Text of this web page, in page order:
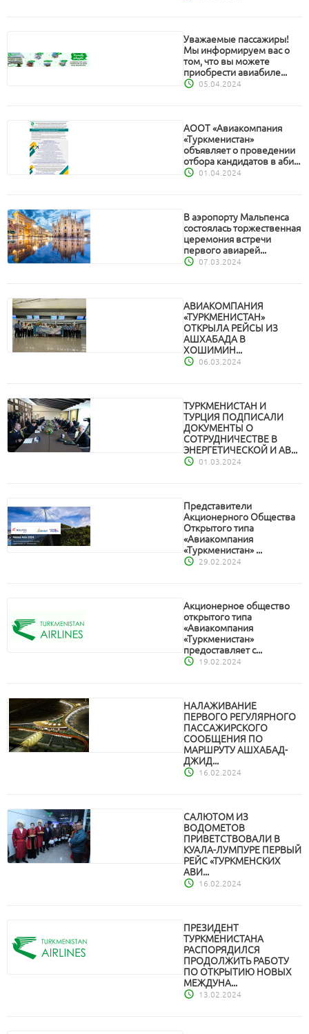
Уважаемые пассажиры!
Мы информируем вас о
том, что вы можете
приобрести авиабиле...
05.04.2024
АООТ «Авиакомпания
«Туркменистан»
объявляет о проведении
отбора кандидатов в аби...
01.04.2024
В аэропорту Мальпенса
состоялась торжественная
церемония встречи
первого авиарей...
07.03.2024
АВИАКОМПАНИЯ
«ТУРКМЕНИСТАН»
ОТКРЫЛА РЕЙСЫ ИЗ
АШХАБАДА В
ХОШИМИН...
06.03.2024
ТУРКМЕНИСТАН И
ТУРЦИЯ ПОДПИСАЛИ
ДОКУМЕНТЫ О
СОТРУДНИЧЕСТВЕ В
ЭНЕРГЕТИЧЕСКОЙ И АВ...
01.03.2024
Представители
Акционерного Общества
Открытого типа
«Авиакомпания
«Туркменистан» ...
29.02.2024
Акционерное общество
открытого типа
«Авиакомпания
«Туркменистан»
предоставляет с...
19.02.2024
НАЛАЖИВАНИЕ
ПЕРВОГО РЕГУЛЯРНОГО
ПАССАЖИРСКОГО
СООБЩЕНИЯ ПО
МАРШРУТУ АШХАБАД-
ДЖИД...
16.02.2024
САЛЮТОМ ИЗ
ВОДОМЕТОВ
ПРИВЕТСТВОВАЛИ В
КУАЛА-ЛУМПУРЕ ПЕРВЫЙ
РЕЙС «ТУРКМЕНСКИХ
АВИ...
16.02.2024
ПРЕЗИДЕНТ
ТУРКМЕНИСТАНА
РАСПОРЯДИЛСЯ
ПРОДОЛЖИТЬ РАБОТУ
ПО ОТКРЫТИЮ НОВЫХ
МЕЖДУНА...
13.02.2024